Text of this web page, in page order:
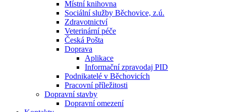
Místní knihovna
Sociální služby Běchovice, z.ú.
Zdravotnictví
Veterinární péče
Česká Pošta
Doprava
Aplikace
Informační zpravodaj PID
Podnikatelé v Běchovicích
Pracovní příležitosti
Dopravní stavby
Dopravní omezení